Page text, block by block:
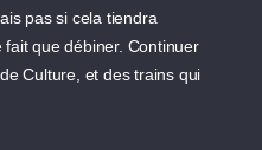
pas si cela tiendra
fait que débiner. Continuer
Culture, et des trains qui